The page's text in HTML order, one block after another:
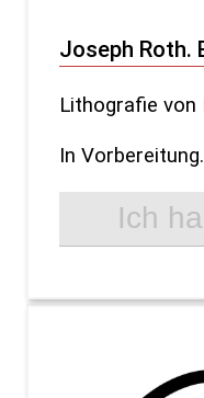
Joseph Roth.
Lithografie von
In Vorbereitung.